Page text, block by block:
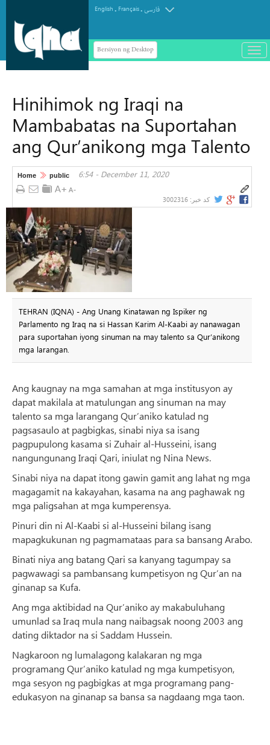
English . Français.فارسی
Bersiyon ng Desktop
باز
و
Hinihimok ng Iraqi na
Mambabatas na Suportahan
ang Qur’anikong mga Talento
Home public 6:54 - December 11, 2020
کد خبر: 3002316
TEHRAN (IQNA) - Ang Unang Kinatawan ng Ispiker ng
Parlamento ng Iraq na si Hassan Karim Al-Kaabi ay nanawagan
para suportahan iyong sinuman na may talento sa Qur’anikong
mga larangan.
Ang kaugnay na mga samahan at mga institusyon ay
dapat makilala at matulungan ang sinuman na may
talento sa mga larangang Qur’aniko katulad ng
pagsasaulo at pagbigkas, sinabi niya sa isang
pagpupulong kasama si Zuhair al-Husseini, isang
nangungunang Iraqi Qari, iniulat ng Nina News.
Sinabi niya na dapat itong gawin gamit ang lahat ng mga
magagamit na kakayahan, kasama na ang paghawak ng
mga paligsahan at mga kumperensya.
Pinuri din ni Al-Kaabi si al-Husseini bilang isang
mapagkukunan ng pagmamataas para sa bansang Arabo.
Binati niya ang batang Qari sa kanyang tagumpay sa
pagwawagi sa pambansang kumpetisyon ng Qur’an na
ginanap sa Kufa.
Ang mga aktibidad na Qur’aniko ay makabuluhang
umunlad sa Iraq mula nang naibagsak noong 2003 ang
dating diktador na si Saddam Hussein.
Nagkaroon ng lumalagong kalakaran ng mga
programang Qur’aniko katulad ng mga kumpetisyon,
mga sesyon ng pagbigkas at mga programang pang-
edukasyon na ginanap sa bansa sa nagdaang mga taon.